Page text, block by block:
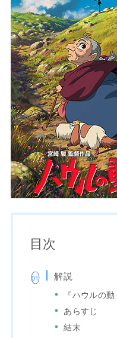
目次
解説
『ハウルの
あらすじ
結末